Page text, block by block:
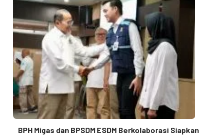
BPH Migas dan BPSDM ESDM Berkolaborasi Siapkan